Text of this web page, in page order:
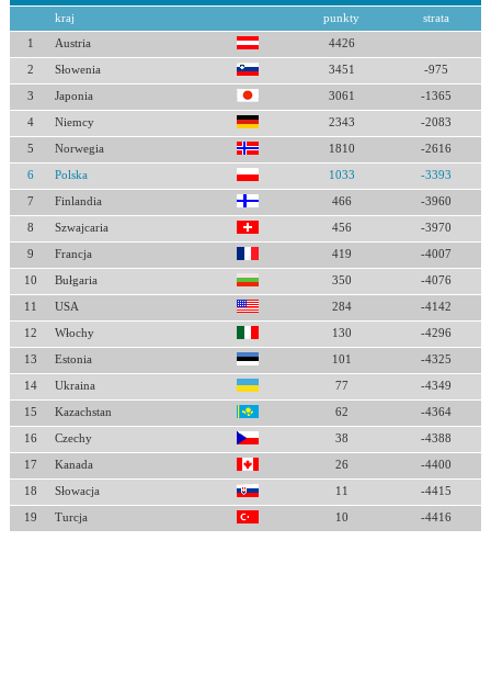
kraj punkty strata
1 Austria 4426
2 Słowenia 3451 -975
3 Japonia 3061 -1365
4 Niemcy 2343 -2083
5 Norwegia 1810 -2616
6 Polska 1033 -3393
7 Finlandia 466 -3960
8 Szwajcaria 456 -3970
9 Francja 419 -4007
10 Bułgaria 350 -4076
11 USA 284 -4142
12 Włochy 130 -4296
13 Estonia 101 -4325
14 Ukraina 77 -4349
15 Kazachstan 62 -4364
16 Czechy 38 -4388
17 Kanada 26 -4400
18 Słowacja 11 -4415
19 Turcja 10 -4416